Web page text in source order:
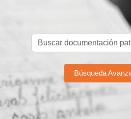
Búsqueda